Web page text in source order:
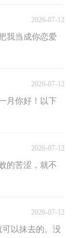
2026-07-12
我当成你恋爱
2026-07-12
月你好！以下
2026-07-12
的苦涩，就不
2026-07-12
以抹去的。没